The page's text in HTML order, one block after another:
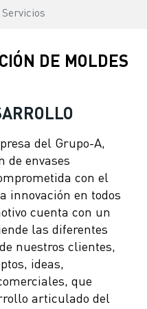
Servicios
DE MOLDES
del Grupo-A,
de envases
con el
innovación en todos
cuenta con un
las diferentes
nuestros clientes,
ideas,
que
articulado del